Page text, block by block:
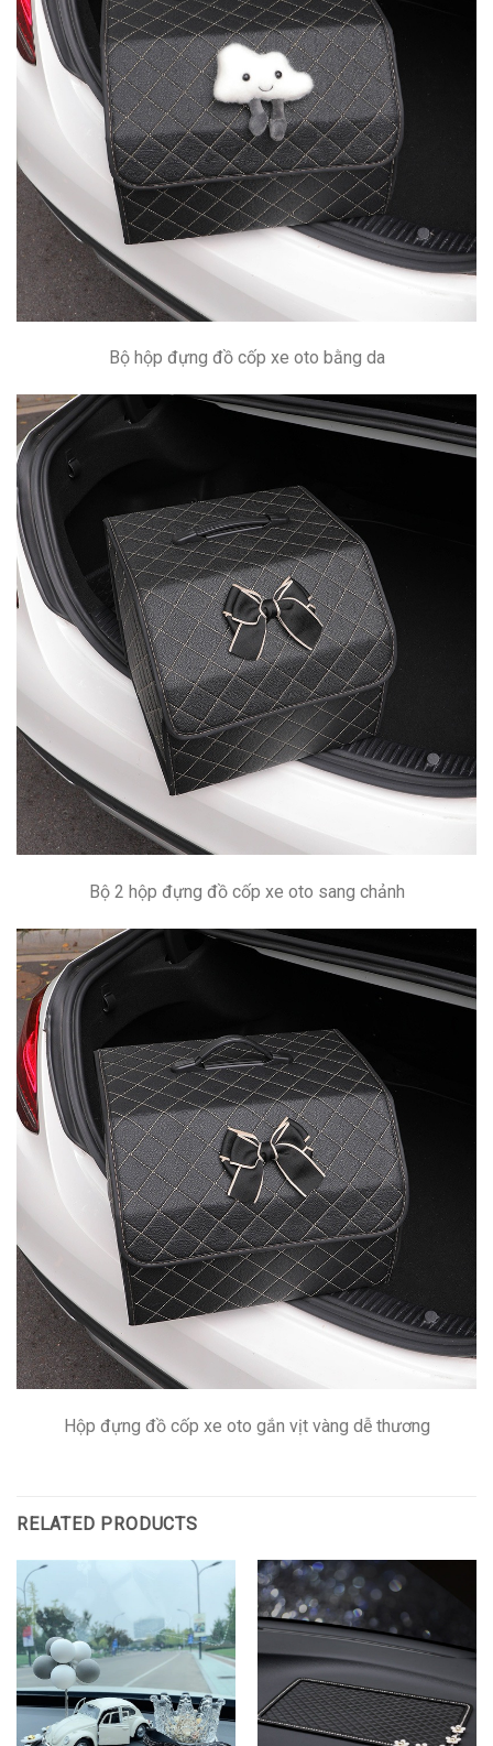
Bộ hộp đựng đồ cốp xe oto bằng da
Bộ 2 hộp đựng đồ cốp xe oto sang chảnh
Hộp đựng đồ cốp xe oto gắn vịt vàng dễ thương
RELATED PRODUCTS